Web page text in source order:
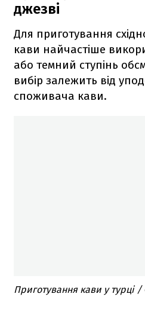
джезві
Для приготування
кави найчастіше
або темний ступінь
вибір залежить від
споживача кави.
Приготування кави у турці